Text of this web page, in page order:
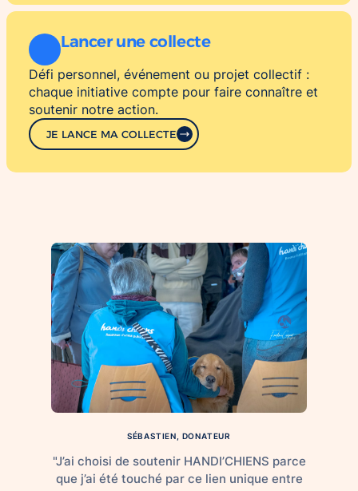
Lancer une collecte
Défi personnel, événement ou projet collectif :
chaque initiative compte pour faire connaître et
soutenir notre action.
JE LANCE MA COLLECTE
SÉBASTIEN, DONATEUR
"J’ai choisi de soutenir HANDI’CHIENS parce
que j’ai été touché par ce lien unique entre